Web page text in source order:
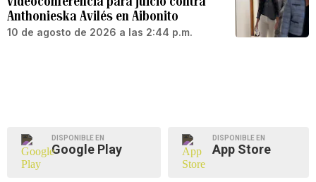
Anthonieska Avilés en Aibonito
10 de agosto de 2026 a las 2:44 p.m.
DISPONIBLE EN
Google Play
DISPONIBLE EN
App Store